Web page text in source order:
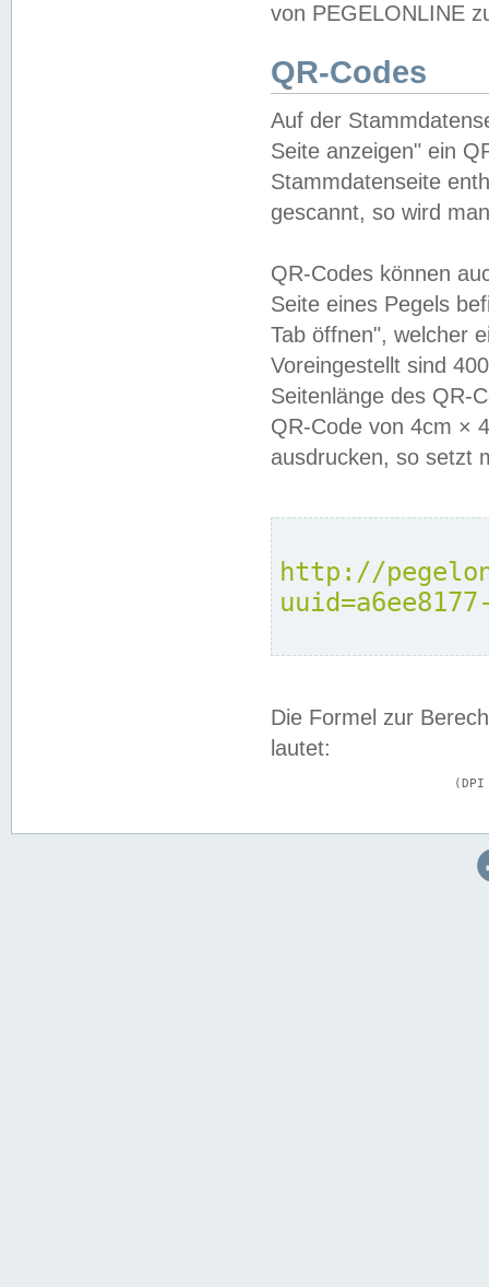
von PEGELONLINE
QR-Codes
Auf der
Seite anzeigen" ein
Stammdatenseite
gescannt, so wird
QR-Codes können
Seite eines Pegels
Tab öffnen", welcher
Voreingestellt sind
Seitenlänge des QR-
QR-Code von 4cm ×
ausdrucken, so setzt
http://
Die Formel zur
lautet: